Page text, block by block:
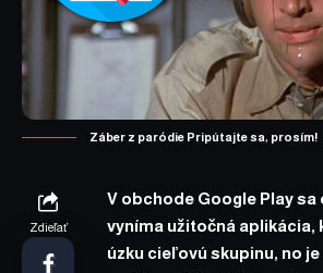
Záber z paródie Pripútajte sa, prosím!
Zdieľať
V obchode Google Play
vyníma užitočná aplikácia,
úzku cieľovú skupinu, no